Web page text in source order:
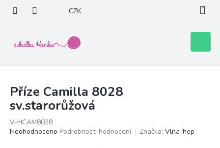
obsah
CZK
košík
Příze Camilla 8028
sv.starorůžová
V-HCAM8028
Průměrné
Neohodnoceno Podrobnosti hodnocení Značka: Vlna-hep